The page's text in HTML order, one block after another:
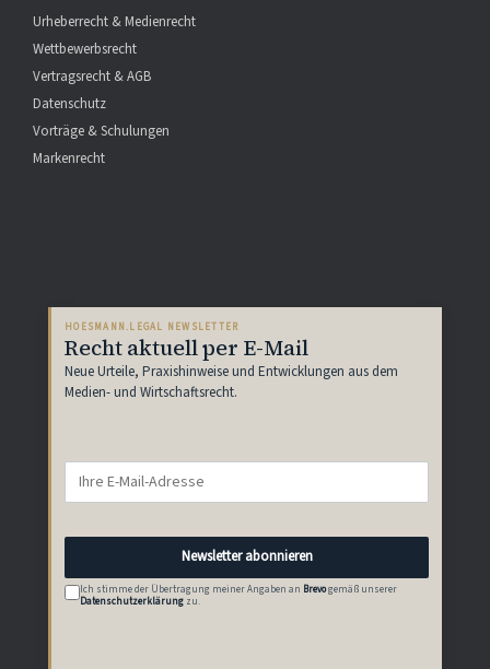
Urheberrecht & Medienrecht
Wettbewerbsrecht
Vertragsrecht & AGB
Datenschutz
Vorträge & Schulungen
Markenrecht
HOESMANN.LEGAL NEWSLETTER
Recht aktuell per E-Mail
Neue Urteile, Praxishinweise und Entwicklungen aus dem
Medien- und Wirtschaftsrecht.
Newsletter abonnieren
Ich stimme der Übertragung meiner Angaben an Brevogemäß unserer
Datenschutzerklärung zu.